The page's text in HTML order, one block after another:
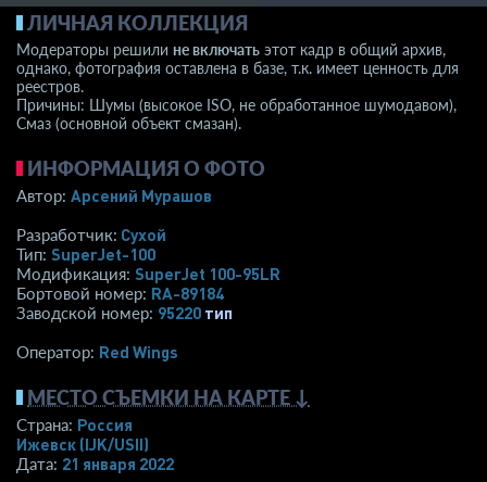
ЛИЧНАЯ КОЛЛЕКЦИЯ
Модераторы решили не включать этот кадр в общий архив,
однако, фотография оставлена в базе, т.к. имеет ценность для
реестров.
Причины: Шумы (высокое ISO, не обработанное шумодавом),
Смаз (основной объект смазан).
ИНФОРМАЦИЯ О ФОТО
Автор: Арсений Мурашов
Разработчик: Сухой
Тип: SuperJet-100
Модификация: SuperJet 100-95LR
Бортовой номер: RA-89184
Заводской номер: 95220 тип
Оператор: Red Wings
МЕСТО СЪЕМКИ НА КАРТЕ ↓
Страна: Россия
Ижевск (IJK/USII)
Дата: 21 января 2022